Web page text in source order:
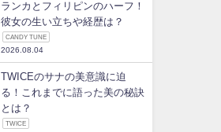
ランカとフィリピンのハーフ！
彼女の生い立ちや経歴は？
CANDY TUNE
2026.08.04
TWICEのサナの美意識に迫
る！これまでに語った美の秘訣
とは？
TWICE